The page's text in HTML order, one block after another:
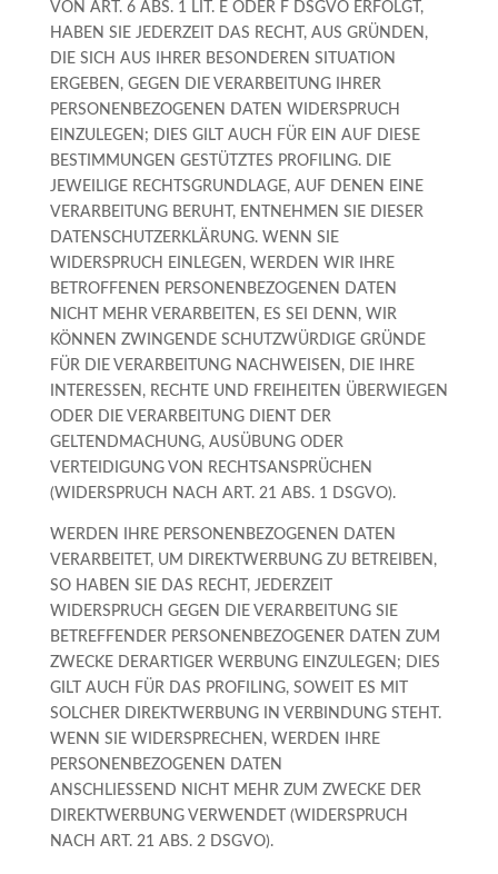
VON ART. 6 ABS. 1 LIT. E ODER F DSGVO ERFOLGT,
HABEN SIE JEDERZEIT DAS RECHT, AUS GRÜNDEN,
DIE SICH AUS IHRER BESONDEREN SITUATION
ERGEBEN, GEGEN DIE VERARBEITUNG IHRER
PERSONENBEZOGENEN DATEN WIDERSPRUCH
EINZULEGEN; DIES GILT AUCH FÜR EIN AUF DIESE
BESTIMMUNGEN GESTÜTZTES PROFILING. DIE
JEWEILIGE RECHTSGRUNDLAGE, AUF DENEN EINE
VERARBEITUNG BERUHT, ENTNEHMEN SIE DIESER
DATENSCHUTZERKLÄRUNG. WENN SIE
WIDERSPRUCH EINLEGEN, WERDEN WIR IHRE
BETROFFENEN PERSONENBEZOGENEN DATEN
NICHT MEHR VERARBEITEN, ES SEI DENN, WIR
KÖNNEN ZWINGENDE SCHUTZWÜRDIGE GRÜNDE
FÜR DIE VERARBEITUNG NACHWEISEN, DIE IHRE
INTERESSEN, RECHTE UND FREIHEITEN ÜBERWIEGEN
ODER DIE VERARBEITUNG DIENT DER
GELTENDMACHUNG, AUSÜBUNG ODER
VERTEIDIGUNG VON RECHTSANSPRÜCHEN
(WIDERSPRUCH NACH ART. 21 ABS. 1 DSGVO).
WERDEN IHRE PERSONENBEZOGENEN DATEN
VERARBEITET, UM DIREKTWERBUNG ZU BETREIBEN,
SO HABEN SIE DAS RECHT, JEDERZEIT
WIDERSPRUCH GEGEN DIE VERARBEITUNG SIE
BETREFFENDER PERSONENBEZOGENER DATEN ZUM
ZWECKE DERARTIGER WERBUNG EINZULEGEN; DIES
GILT AUCH FÜR DAS PROFILING, SOWEIT ES MIT
SOLCHER DIREKTWERBUNG IN VERBINDUNG STEHT.
WENN SIE WIDERSPRECHEN, WERDEN IHRE
PERSONENBEZOGENEN DATEN
ANSCHLIESSEND NICHT MEHR ZUM ZWECKE DER
DIREKTWERBUNG VERWENDET (WIDERSPRUCH
NACH ART. 21 ABS. 2 DSGVO).